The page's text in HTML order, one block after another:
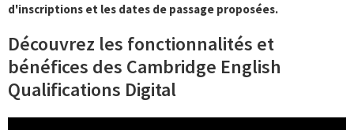
d'inscriptions et les dates de passage proposées.
Découvrez les fonctionnalités et
bénéfices des Cambridge English
Qualifications Digital